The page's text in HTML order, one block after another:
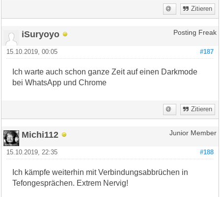
Zitieren
iSuryoyo Posting Freak
#187
15.10.2019, 00:05
Ich warte auch schon ganze Zeit auf einen Darkmode
bei WhatsApp und Chrome
Zitieren
Michi112 Junior Member
#188
15.10.2019, 22:35
Ich kämpfe weiterhin mit Verbindungsabbrüchen in
Tefongesprächen. Extrem Nervig!